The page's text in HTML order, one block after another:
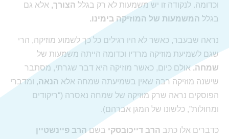
וכדומה. לנקודה זו יש משמעות לא רק בגלל הצורך, אלא גם
בגלל המשמעות של המוזיקה בימינו.
נראה שבעבר, כאשר לא היו רגילים כל כך לשמוע מוזיקה, הרי
שגם לשמיעת מוזיקה מרדיו וכדומה הייתה משמעות של
שמחה.אולם כיום, כאשר מוזיקה היא דבר שגרתי, מסתבר
שישנה מוזיקה רבה שאין בשמיעתה שמחה אלא הנאה, ומדברי
הפוסקים נראה שרק מוזיקה של שמחה נאסרה (“ריקודים
ומחולות”, כלשונו של המגן אברהם).
כדברים אלו כתב הרב דייכובסקי בשםהרב פיינשטיין